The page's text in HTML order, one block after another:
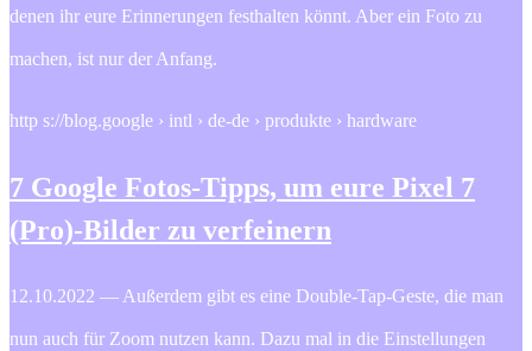
denen ihr eure Erinnerungen festhalten könnt. Aber ein Foto zu
machen, ist nur der Anfang.
http s://blog.google › intl › de-de › produkte › hardware
7 Google Fotos-Tipps, um eure Pixel 7
(Pro)-Bilder zu verfeinern
12.10.2022 — Außerdem gibt es eine Double-Tap-Geste, die man
nun auch für Zoom nutzen kann. Dazu mal in die Einstellungen